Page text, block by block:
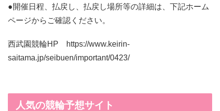
●開催日程、払戻し、払戻し場所等の詳細は、下記ホーム
ページからご確認ください。
西武園競輪HP https://www.keirin-
saitama.jp/seibuen/important/0423/
人気の競輪予想サイト